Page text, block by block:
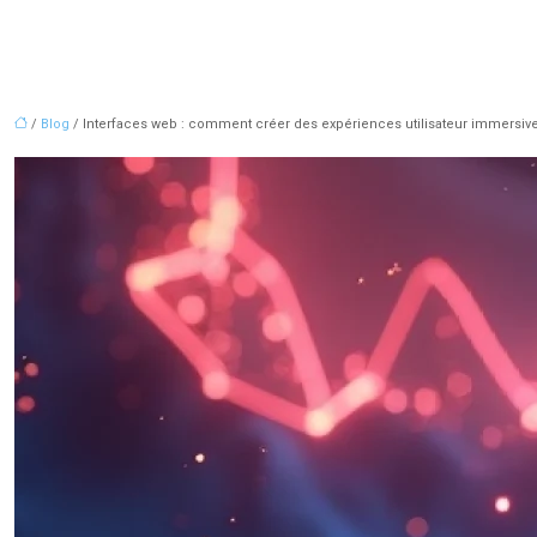
/ Blog / Interfaces web : comment créer des expériences utilisateur